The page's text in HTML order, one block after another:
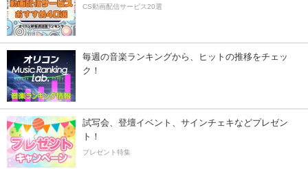
CS動画配信サービス20選
毎週の音楽ランキングから、ヒットの推移をチェッ
ク！
試写会、登壇イベント、サインチェキなどプレゼン
ト！
プレゼント特集